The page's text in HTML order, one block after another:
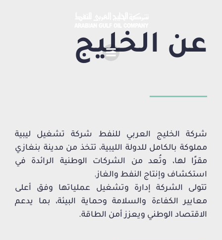
عن الخليج
شركة الخليج العربي للنفط شركة تشغيل ليبية
مملوكة بالكامل للدولة الليبية، تتخذ من مدينة بنغازي
مقرًا لها، وتُعد من الشركات الوطنية الرائدة في
استكشاف وإنتاج النفط والغاز.
تتولى الشركة إدارة وتشغيل عملياتها وفق أعلى
معايير الكفاءة والسلامة وحماية البيئة، بما يدعم
الاقتصاد الوطني ويعزز أمن الطاقة.